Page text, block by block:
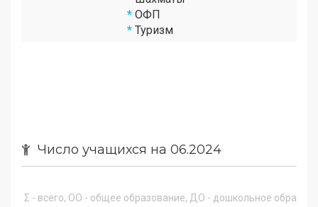
* ОФП
* Туризм
Число учащихся на 06.2024
Σ - всего, ОО - общее образование, ДО - дошкольное